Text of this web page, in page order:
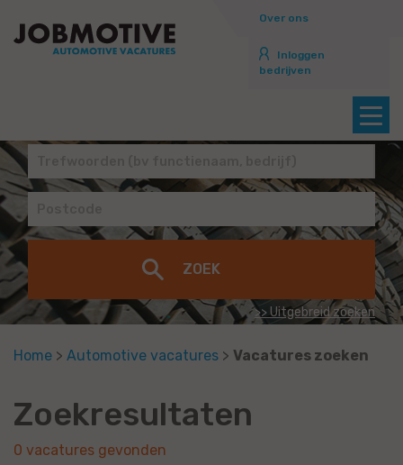
Over ons
Inloggen
bedrijven
>> Uitgebreid zoeken
Home > Automotive vacatures > Vacatures zoeken
Zoekresultaten
0 vacatures gevonden